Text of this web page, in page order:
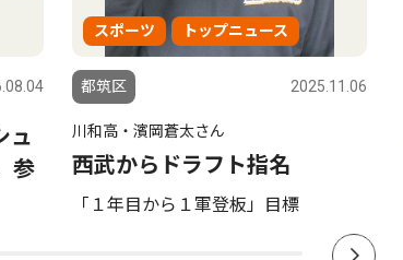
ュ
参
スポーツ トップニュース
都筑区 2025.11.06
川和高・濱岡蒼太さん
西武からドラフト指名
「１年目から１軍登板」目標